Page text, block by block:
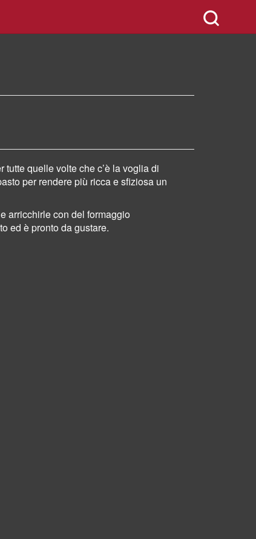
quelle volte che c’è la voglia di
per rendere più ricca e sfiziosa un
e arricchirle con del formaggio
ed è pronto da gustare.